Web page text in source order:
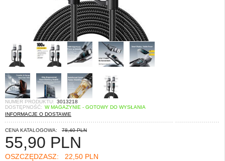
NUMER PRODUKTU: 3013218
DOSTĘPNOŚĆ: W MAGAZYNIE - GOTOWY DO WYSŁANIA
INFORMACJE O DOSTAWIE
CENA KATALOGOWA: 78,40 PLN
55,90 PLN
OSZCZĘDZASZ: 22,50 PLN